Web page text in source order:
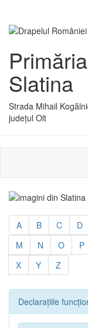
Slatina
Strada Mihail
județul Olt
A B C D
M
N O P
X
Y Z
Declarațiile